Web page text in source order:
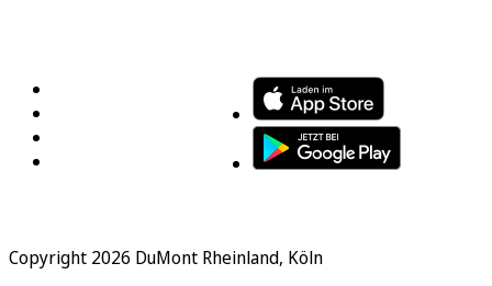
Copyright 2026 DuMont Rheinland, Köln